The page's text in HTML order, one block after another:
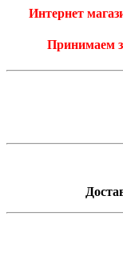
Интернет
Принимаем